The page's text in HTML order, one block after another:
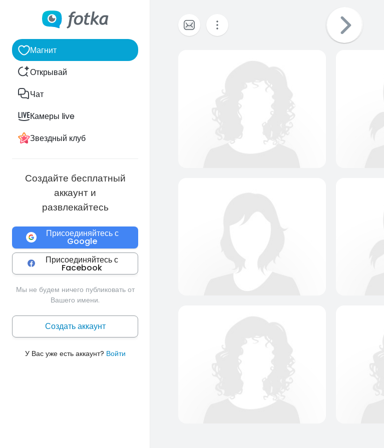
Магнит
Открывай
Чат
Камеры live
Звездный клуб
Создайте бесплатный
аккаунт и
развлекайтесь
Присоединяйтесь с
Google
Присоединяйтесь с
Facebook
Мы не будем ничего публиковать от
Вашего имени.
Создать аккаунт
У Вас уже есть аккаунт? Войти